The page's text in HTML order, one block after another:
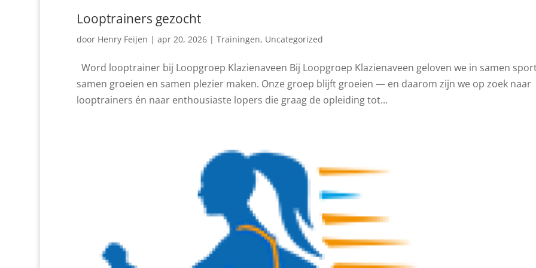
Looptrainers gezocht
door Henry Feijen | apr 20, 2026| Trainingen, Uncategorized
Word looptrainer bij Loopgroep Klazienaveen Bij Loopgroep Klazienaveen geloven we in samen
samen groeien en samen plezier maken. Onze groep blijft groeien — en daarom zijn we op zoek naar
looptrainers én naar enthousiaste lopers die graag de opleiding tot...